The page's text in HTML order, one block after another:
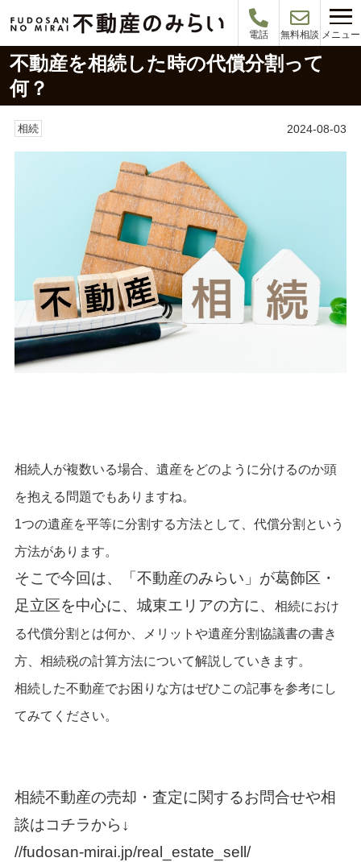
電話 無料相談 メニュー
不動産を相続した時の代償分割って
何？
相続 2024-08-03
相続人が複数いる場合、遺産をどのように分けるのか頭
を抱える問題でもありますね。
1つの遺産を平等に分割する方法として、代償分割という
方法があります。
そこで今回は、 「 不動産のみらい 」が葛飾区 ・
足立区を中心に、城東エリアの方に、
相続におけ
る代償分割とは何か、メリットや遺産分割協議書の書き
方、相続税の計算方法について解説していきます。
相続した不動産でお困りな方はぜひこの記事を参考にし
てみてください。
相続不動産の売却・査定に関するお問合せや相
談はコチラから↓
//fudosan-mirai.jp/real_estate_sell/